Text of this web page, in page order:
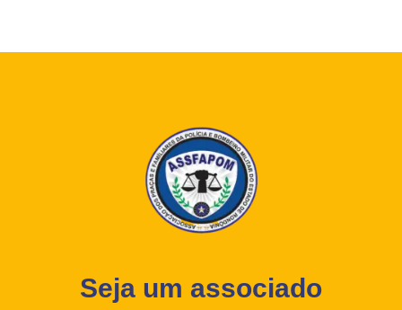
Seja um associado